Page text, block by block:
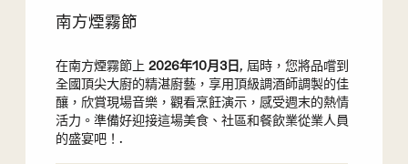
南方煙霧節
在南方煙霧節上 2026年10月3日 , 屆時，您將品嚐到
全國頂尖大廚的精湛廚藝，享用頂級調酒師調製的佳
釀，欣賞現場音樂，觀看烹飪演示，感受週末的熱情
活力。準備好迎接這場美食、社區和餐飲業從業人員
的盛宴吧！.